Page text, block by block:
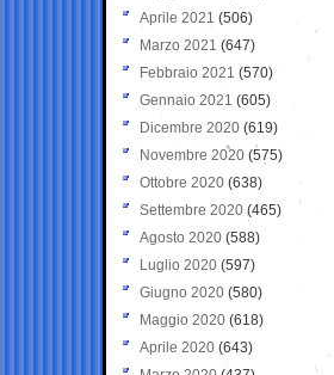
Aprile 2021 (506)
Marzo 2021 (647)
Febbraio 2021 (570)
Gennaio 2021 (605)
Dicembre 2020 (619)
Novembre 2020 (575)
Ottobre 2020 (638)
Settembre 2020(465)
Agosto 2020 (588)
Luglio 2020 (597)
Giugno 2020 (580)
Maggio 2020 (618)
Aprile 2020 (643)